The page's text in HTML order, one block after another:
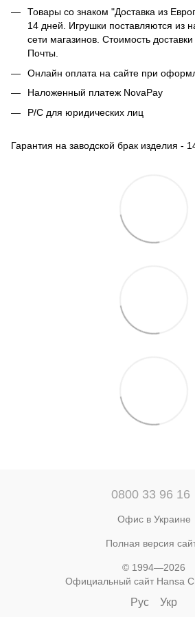
Товары со знаком "Доставка из
14 дней. Игрушки поставляются из
сети магазинов. Стоимость
Почты.
Онлайн оплата на сайте при
Наложенный платеж NovaPay
Р/С для юридических лиц
Гарантия на заводской брак изделия -
0800 33 96 16
Офис в Украине
Полная версия
© 1994—2026
Официальный сайт Hansa
Рус Укр